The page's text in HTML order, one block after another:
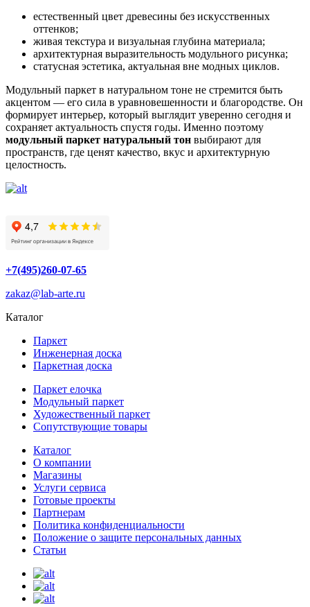
естественный цвет древесины без искусственных
оттенков;
живая текстура и визуальная глубина материала;
архитектурная выразительность модульного рисунка;
статусная эстетика, актуальная вне модных циклов.
Модульный паркет в натуральном тоне не стремится быть
акцентом — его сила в уравновешенности и благородстве. Он
формирует интерьер, который выглядит уверенно сегодня и
сохраняет актуальность спустя годы. Именно поэтому
модульный паркет натуральный тон выбирают для
пространств, где ценят качество, вкус и архитектурную
целостность.
+7(495)260-07-65
zakaz@lab-arte.ru
Каталог
Паркет
Инженерная доска
Паркетная доска
Паркет елочка
Модульный паркет
Художественный паркет
Сопутствующие товары
Каталог
О компании
Магазины
Услуги сервиса
Готовые проекты
Партнерам
Политика конфиденциальности
Положение о защите персональных данных
Статьи